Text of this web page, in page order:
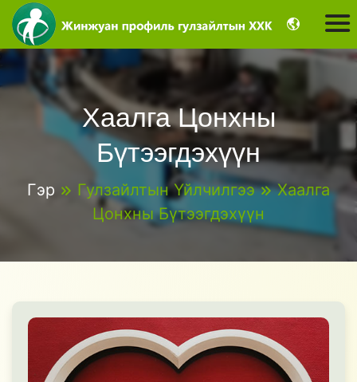
Хаалга Цонхны
Бүтээгдэхүүн
Гэр Гулзайлтын Үйлчилгээ
Хаалга
Цонхны Бүтээгдэхүүн